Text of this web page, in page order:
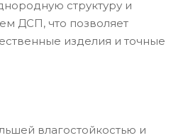
структуру и
ДСП, что позволяет
изделия и точные
влагостойкостью и